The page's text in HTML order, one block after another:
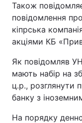
Також
повідомлення
кіпрська
акціями КБ
Як повідомляв
мають набір на
ц.р., розглянути
банку з
На порядку